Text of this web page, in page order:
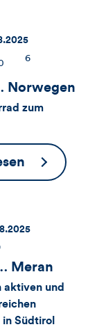
6
Norwegen
zum
Grüße
aus…
Meran
aktiven und
in Südtirol